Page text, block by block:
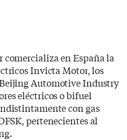
en España la
Invicta Motor, los
Automotive Industry
eléctricos o bifuel
con gas
pertenecientes al